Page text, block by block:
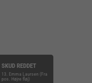
SKUD REDDET
13. Emma Laursen (Fra
pos. Højre fløj)